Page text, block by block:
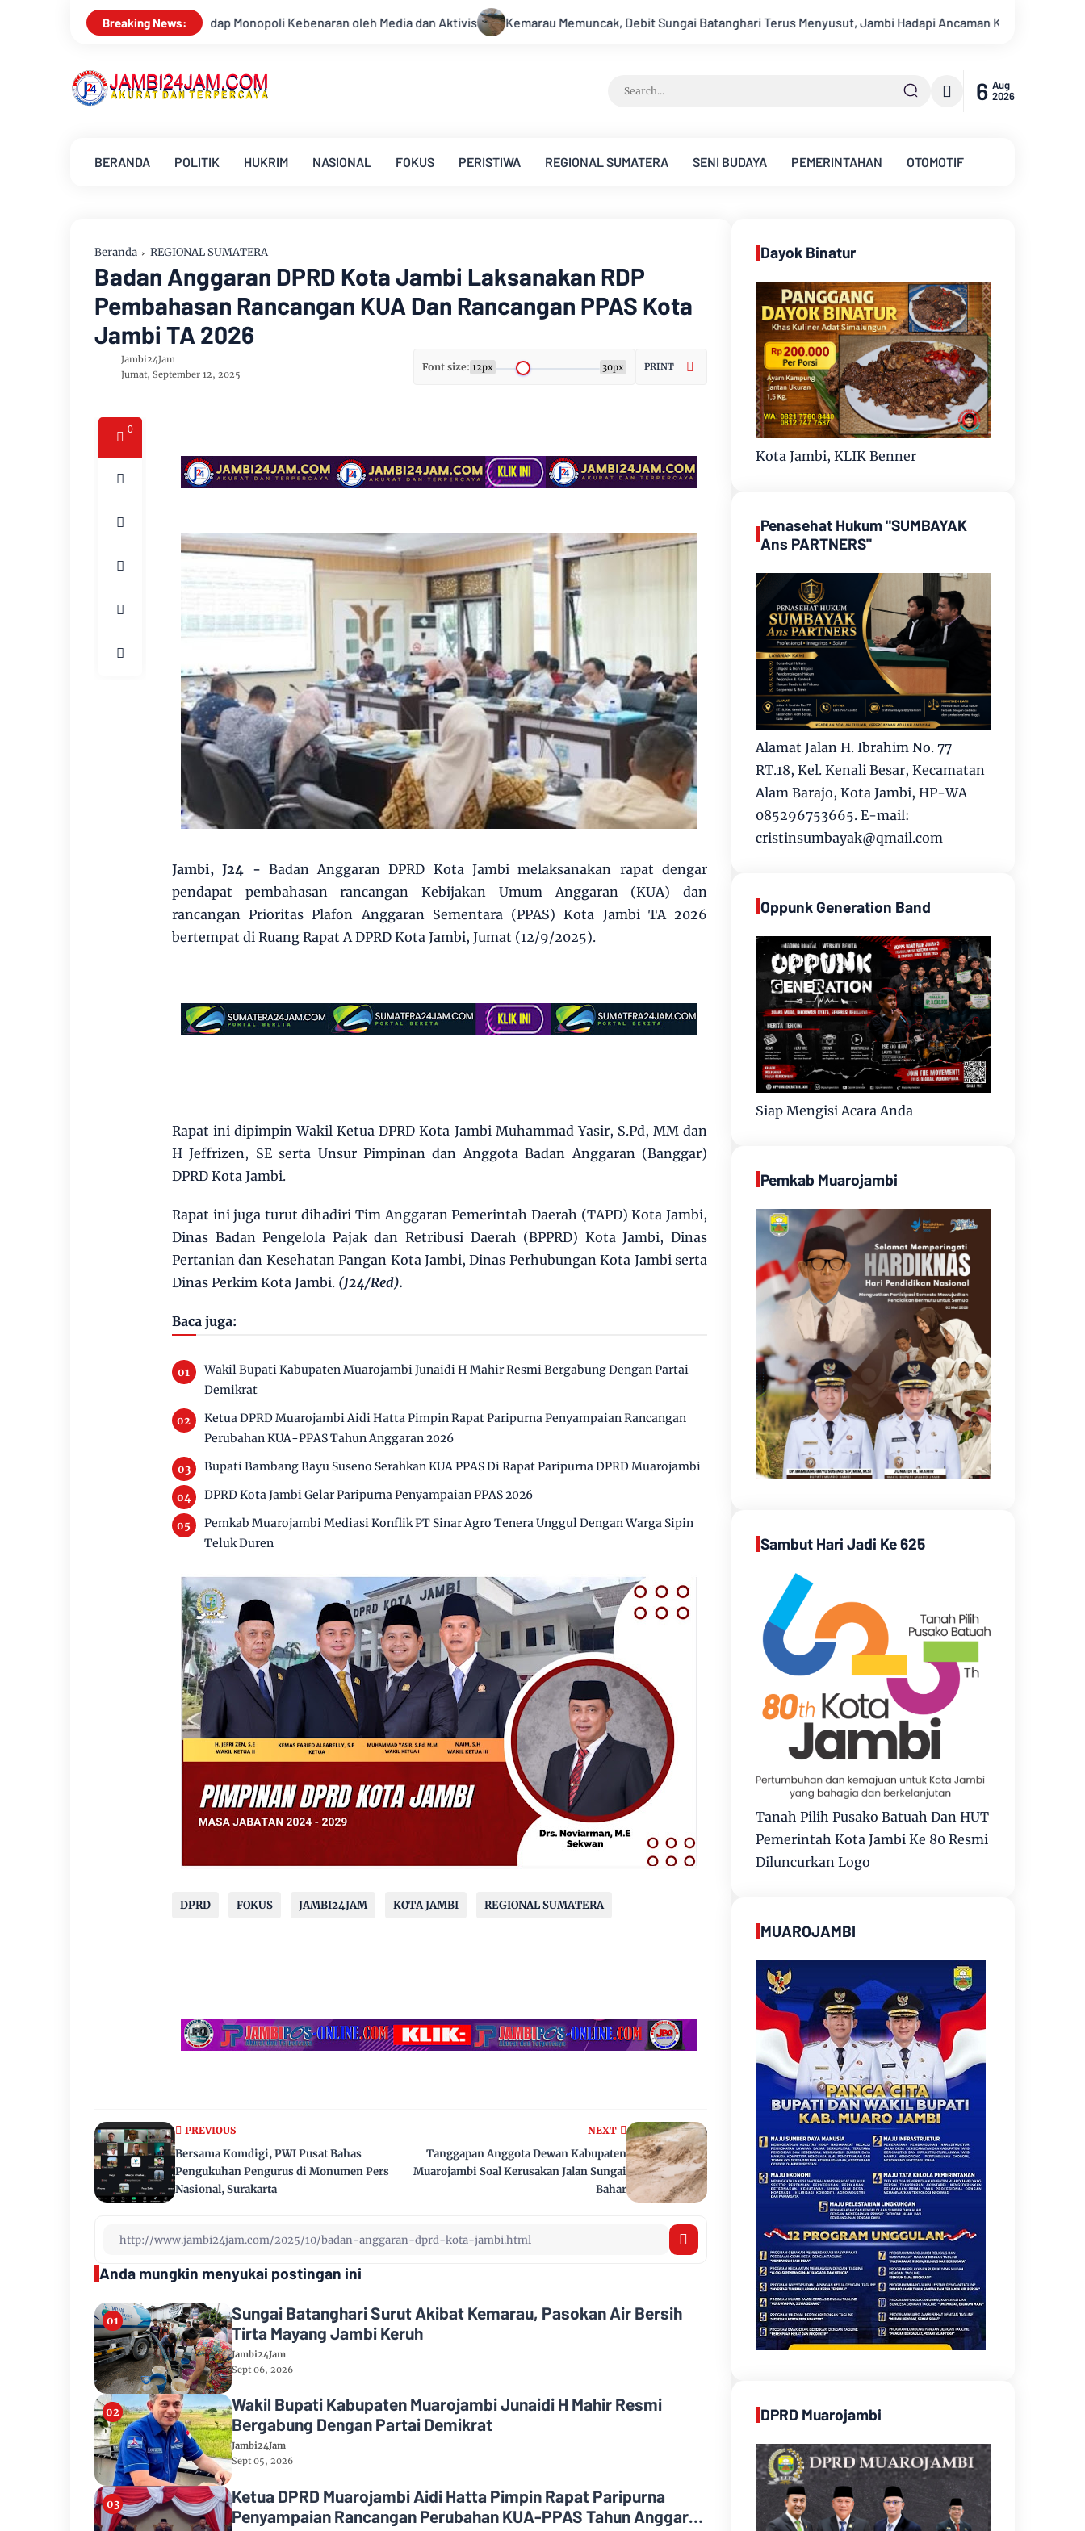
Breaking News:
Monopoli Kebenaran oleh Media dan Aktivis Kemarau Memuncak, Debit Sungai Batanghari Terus Menyusut, Jambi Hadapi Ancaman Krisis Air Bersih dan Karhutla Sungai
6 Aug
2026
BERANDA POLITIK HUKRIM NASIONAL FOKUS PERISTIWA REGIONAL SUMATERA SENI BUDAYA PEMERINTAHAN OTOMOTIF
Beranda REGIONAL SUMATERA
Badan Anggaran DPRD Kota Jambi Laksanakan RDP
Pembahasan Rancangan KUA Dan Rancangan PPAS Kota
Jambi TA 2026
Jambi24Jam
Jumat, September 12, 2025
Font size: 12px 30px PRINT
0
Jambi, J24 - Badan Anggaran DPRD Kota Jambi melaksanakan rapat dengar
pendapat pembahasan rancangan Kebijakan Umum Anggaran (KUA) dan
rancangan Prioritas Plafon Anggaran Sementara (PPAS) Kota Jambi TA 2026
bertempat di Ruang Rapat A DPRD Kota Jambi, Jumat (12/9/2025).
Rapat ini dipimpin Wakil Ketua DPRD Kota Jambi Muhammad Yasir, S.Pd, MM dan
H Jeffrizen, SE serta Unsur Pimpinan dan Anggota Badan Anggaran (Banggar)
DPRD Kota Jambi.
Rapat ini juga turut dihadiri Tim Anggaran Pemerintah Daerah (TAPD) Kota Jambi,
Dinas Badan Pengelola Pajak dan Retribusi Daerah (BPPRD) Kota Jambi, Dinas
Pertanian dan Kesehatan Pangan Kota Jambi, Dinas Perhubungan Kota Jambi serta
Dinas Perkim Kota Jambi.(J24/Red).
Baca juga:
Wakil Bupati Kabupaten Muarojambi Junaidi H Mahir Resmi Bergabung Dengan Partai
Demikrat
Ketua DPRD Muarojambi Aidi Hatta Pimpin Rapat Paripurna Penyampaian Rancangan
Perubahan KUA-PPAS Tahun Anggaran 2026
Bupati Bambang Bayu Suseno Serahkan KUA PPAS Di Rapat Paripurna DPRD Muarojambi
DPRD Kota Jambi Gelar Paripurna Penyampaian PPAS 2026
Pemkab Muarojambi Mediasi Konflik PT Sinar Agro Tenera Unggul Dengan Warga Sipin
Teluk Duren
DPRD FOKUS JAMBI24JAM KOTA JAMBI REGIONAL SUMATERA
NEXT
Tanggapan Anggota Dewan Kabupaten
Muarojambi Soal Kerusakan Jalan Sungai
Bahar
PREVIOUS
Bersama Komdigi, PWI Pusat Bahas
Pengukuhan Pengurus di Monumen Pers
Nasional, Surakarta
Anda mungkin menyukai postingan ini
Sungai Batanghari Surut Akibat Kemarau, Pasokan Air Bersih
Tirta Mayang Jambi Keruh
Jambi24Jam
Sept 06, 2026
Wakil Bupati Kabupaten Muarojambi Junaidi H Mahir Resmi
Bergabung Dengan Partai Demikrat
Jambi24Jam
Sept 05, 2026
Ketua DPRD Muarojambi Aidi Hatta Pimpin Rapat Paripurna
Penyampaian Rancangan Perubahan KUA-PPAS Tahun Anggaran
Dayok Binatur
Kota Jambi, KLIK Benner
Penasehat Hukum "SUMBAYAK
Ans PARTNERS"
Alamat Jalan H. Ibrahim No. 77
RT.18, Kel. Kenali Besar, Kecamatan
Alam Barajo, Kota Jambi, HP-WA
085296753665. E-mail:
cristinsumbayak@qmail.com
Oppunk Generation Band
Siap Mengisi Acara Anda
Pemkab Muarojambi
Sambut Hari Jadi Ke 625
Tanah Pilih Pusako Batuah Dan HUT
Pemerintah Kota Jambi Ke 80 Resmi
Diluncurkan Logo
MUAROJAMBI
DPRD Muarojambi